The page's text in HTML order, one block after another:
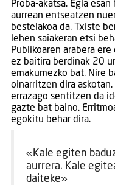
Proba-akatsa. Egia
aurrean entseatzen
bestelakoa da. Txiste
lehen saiakeran etsi
Publikoaren arabera
ez baitira berdinak 20
emakumezko bat. Nire
oinarritzen dira
errazago sentitzen da
gazte bat baino.
egokitu behar dira.
«Kale egiten
aurrera. Kale
daiteke»